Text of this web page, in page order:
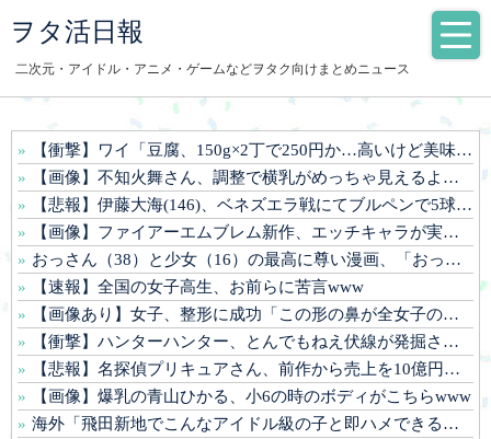
ヲタ活日報
二次元・アイドル・アニメ・ゲームなどヲタク向けまとめニュース
【衝撃】ワイ「豆腐、150g×2丁で250円か…高いけど美味そうだし一丁買ってみるか！」→結果www(※画像あり)
【画像】不知火舞さん、調整で横乳がめっちゃ見えるようになるwww
【悲報】伊藤大海(146)、ベネズエラ戦にてブルペンで5球しか投げられていなかった
【画像】ファイアーエムブレム新作、エッチキャラが実装されて始まるwww
おっさん（38）と少女（16）の最高に尊い漫画、「おっさんはうぜぇぇぇんだよ！ってギルドから追放したくせに、後から復帰
【速報】全国の女子高生、お前らに苦言www
【画像あり】女子、整形に成功「この形の鼻が全女子の理想だと思う！！」⇒！
【衝撃】ハンターハンター、とんでもねえ伏線が発掘される。クルタ族の虐殺犯人がツェリードニヒだった模様！
【悲報】名探偵プリキュアさん、前作から売上を10億円も落としてしまう
【画像】爆乳の青山ひかる、小6の時のボディがこちらwww
海外「飛田新地でこんなアイドル級の子と即ハメできるのかよ」⇒ 晒された無修正動画がコチラ